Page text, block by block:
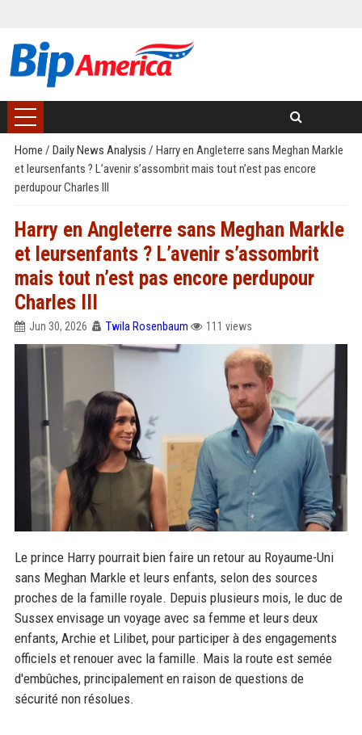
Home / Daily News Analysis / Harry en Angleterre sans Meghan Markle
et leursenfants ? L’avenir s’assombrit mais tout n’est pas encore
perdupour Charles III
Harry en Angleterre sans Meghan Markle
et leursenfants ? L’avenir s’assombrit
mais tout n’est pas encore perdupour
Charles III
Jun 30, 2026 Twila Rosenbaum 111 views
Le prince Harry pourrait bien faire un retour au Royaume-Uni
sans Meghan Markle et leurs enfants, selon des sources
proches de la famille royale. Depuis plusieurs mois, le duc de
Sussex envisage un voyage avec sa femme et leurs deux
enfants, Archie et Lilibet, pour participer à des engagements
officiels et renouer avec la famille. Mais la route est semée
d'embûches, principalement en raison de questions de
sécurité non résolues.